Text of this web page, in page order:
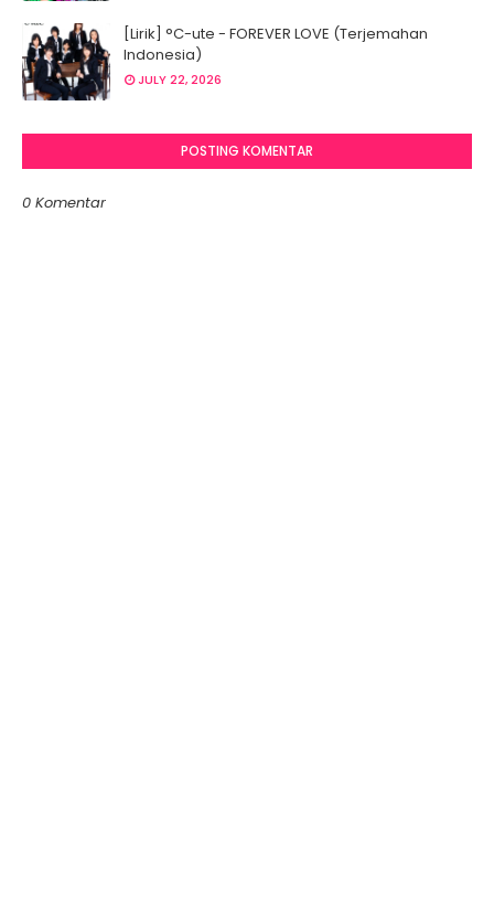
[Lirik] °C-ute - FOREVER LOVE (Terjemahan
Indonesia)
JULY 22, 2026
POSTING KOMENTAR
0 Komentar